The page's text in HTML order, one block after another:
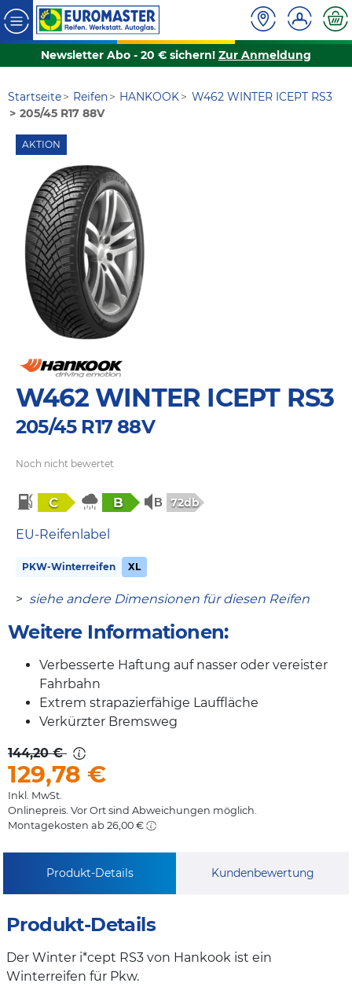
Newsletter Abo - 20 € sichern! Zur Anmeldung
Startseite Reifen HANKOOK
W462 WINTER ICEPT RS3
205/45 R17 88V
AKTION
W462 WINTER ICEPT RS3
205/45 R17 88V
Noch nicht bewertet
C B 72db
EU-Reifenlabel
PKW-Winterreifen XL
> siehe andere Dimensionen für diesen Reifen
Weitere Informationen:
Verbesserte Haftung auf nasser oder vereister
Fahrbahn
Extrem strapazierfähige Lauffläche
Verkürzter Bremsweg
144,20 €
129,78 €
Inkl. MwSt.
Onlinepreis. Vor Ort sind Abweichungen möglich.
Montagekosten ab 26,00 €
Produkt-Details Kundenbewertung
Produkt-Details
Der Winter i*cept RS3 von Hankook ist ein
Winterreifen für Pkw.